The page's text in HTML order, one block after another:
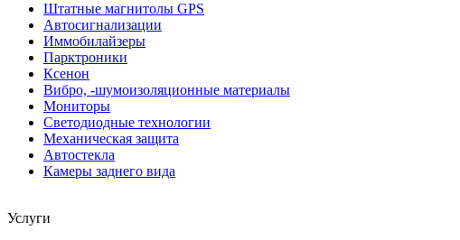
Штатные магнитолы GPS
Автосигнализации
Иммобилайзеры
Парктроники
Ксенон
Вибро, -шумоизоляционные материалы
Мониторы
Светодиодные технологии
Механическая защита
Автостекла
Камеры заднего вида
Услуги